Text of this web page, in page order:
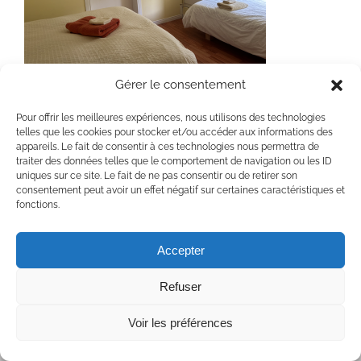
Gérer le consentement
Pour offrir les meilleures expériences, nous utilisons des technologies
telles que les cookies pour stocker et/ou accéder aux informations des
appareils. Le fait de consentir à ces technologies nous permettra de
traiter des données telles que le comportement de navigation ou les ID
uniques sur ce site. Le fait de ne pas consentir ou de retirer son
consentement peut avoir un effet négatif sur certaines caractéristiques et
fonctions.
Accepter
Refuser
Voir les préférences
CHambre Rose Trémière
Copyright 2020 Chaumière Fleur Soleil | Tous droits réservés | All rights
reserved